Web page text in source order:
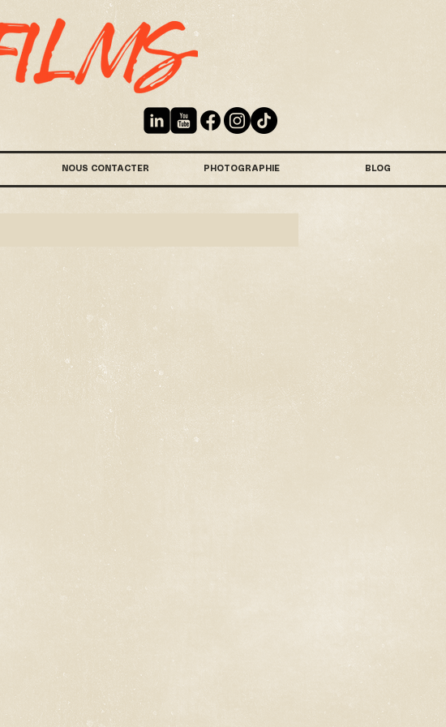
NOUS CONTACTER PHOTOGRAPHIE BLOG